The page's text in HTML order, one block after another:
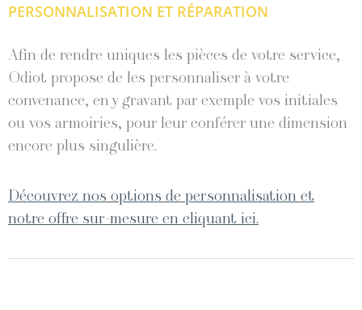
PERSONNALISATION ET RÉPARATION
Afin de rendre uniques les pièces de votre service,
Odiot propose de les personnaliser à votre
convenance, en y gravant par exemple vos initiales
ou vos armoiries, pour leur conférer une dimension
encore plus singulière.
Découvrez nos options de personnalisation et
notre offre sur-mesure en cliquant ici.